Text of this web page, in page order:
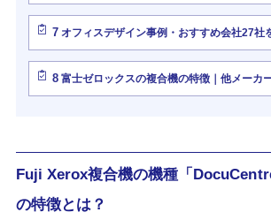
7オフィスデザイン事例・おすすめ会社27社
8富士ゼロックスの複合機の特徴｜他メーカ
Fuji Xerox複合機の機種「
の特徴とは？